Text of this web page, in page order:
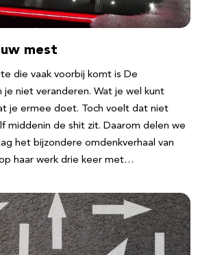
mest
die vaak voorbij komt is De
je niet veranderen. Wat je wel kunt
je ermee doet. Toch voelt dat niet
middenin de shit zit. Daarom delen we
het bijzondere omdenkverhaal van
haar werk drie keer met…